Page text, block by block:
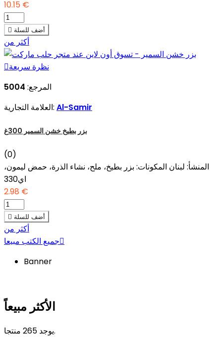
10.15 €
 أضف للسلة
أكثر من
نظرة سريعة
المرجع: 5004
العلامة التجارية: Al-Samir
بزر بطيخ خشن السمير 300غ
(0)
المنشأ: لبنان المكونات: بزر بطيخ، ملح، نشاء الذرة، حمض ليمون،
اي330
2.98 €
 أضف للسلة
أكثر من
جميع الكتب مبيعا
Banner
الأكثر مبيعاً
يوجد 265 منتجا.